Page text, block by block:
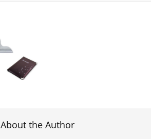
About the Author